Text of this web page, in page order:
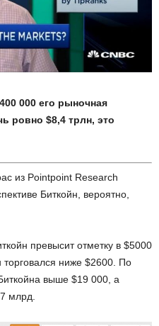
000 его рыночная
ровно $8,4 трлн, это
из Pointpoint Research
Биткойн, вероятно,
превысит отметку в $5000
торговался ниже $2600. По
выше $19 000, а
млрд.